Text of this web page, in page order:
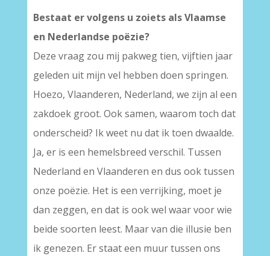
Bestaat er volgens u zoiets als Vlaamse
en Nederlandse poëzie?
Deze vraag zou mij pakweg tien, vijftien jaar
geleden uit mijn vel hebben doen springen.
Hoezo, Vlaanderen, Nederland, we zijn al een
zakdoek groot. Ook samen, waarom toch dat
onderscheid? Ik weet nu dat ik toen dwaalde.
Ja, er is een hemelsbreed verschil. Tussen
Nederland en Vlaanderen en dus ook tussen
onze poëzie. Het is een verrijking, moet je
dan zeggen, en dat is ook wel waar voor wie
beide soorten leest. Maar van die illusie ben
ik genezen. Er staat een muur tussen ons